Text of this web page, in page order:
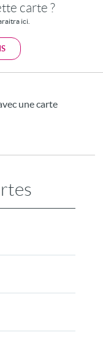
carte ?
ici.
une carte